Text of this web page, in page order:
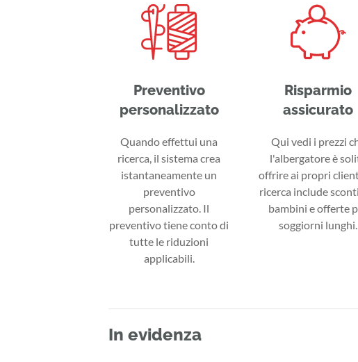
Preventivo
personalizzato
Quando effettui una
ricerca, il sistema crea
istantaneamente un
preventivo
personalizzato. Il
preventivo tiene conto di
tutte le riduzioni
applicabili.
Risparmio
assicurato
Qui vedi i prezzi
l'albergatore è
offrire ai propri
ricerca include
bambini e offerte
soggiorni lunghi.
In evidenza